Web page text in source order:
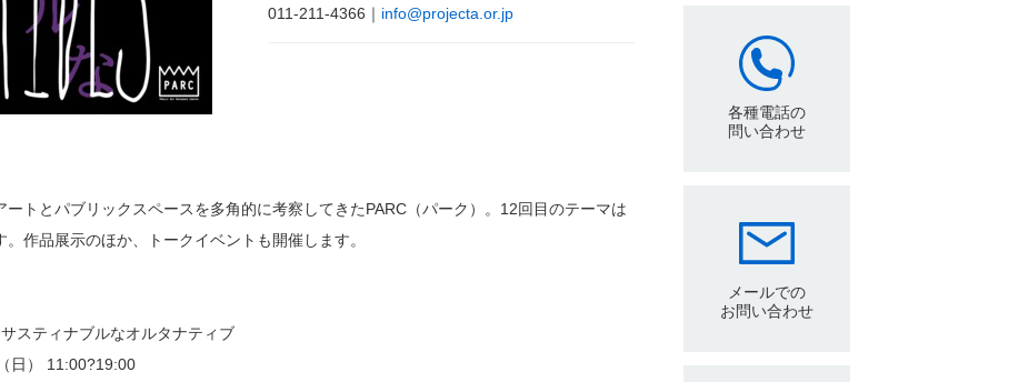
011-211-4366｜ info@projecta.or.jp
トとパブリックスペースを多角的に考察してきたPARC（パーク）。12回目のテーマは
作品展示のほか、トークイベントも開催します。
スティナブルなオルタナティブ
日） 11:00?19:00
各種電話の
問い合わせ
メールでの
お問い合わせ